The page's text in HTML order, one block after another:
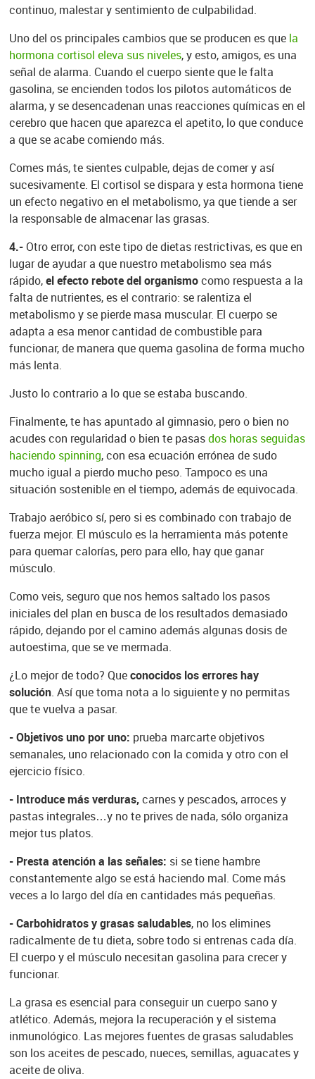
continuo, malestar y sentimiento de culpabilidad.
Uno del os principales cambios que se producen es que la
hormona cortisol eleva sus niveles, y esto, amigos, es una
señal de alarma. Cuando el cuerpo siente que le falta
gasolina, se encienden todos los pilotos automáticos de
alarma, y se desencadenan unas reacciones químicas en el
cerebro que hacen que aparezca el apetito, lo que conduce
a que se acabe comiendo más.
Comes más, te sientes culpable, dejas de comer y así
sucesivamente. El cortisol se dispara y esta hormona tiene
un efecto negativo en el metabolismo, ya que tiende a ser
la responsable de almacenar las grasas.
4.-Otro error, con este tipo de dietas restrictivas, es que en
lugar de ayudar a que nuestro metabolismo sea más
rápido,el efecto rebote del organismocomo respuesta a la
falta de nutrientes, es el contrario: se ralentiza el
metabolismo y se pierde masa muscular. El cuerpo se
adapta a esa menor cantidad de combustible para
funcionar, de manera que quema gasolina de forma mucho
más lenta.
Justo lo contrario a lo que se estaba buscando.
Finalmente, te has apuntado al gimnasio, pero o bien no
acudes con regularidad o bien te pasasdos horas seguidas
haciendo spinning, con esa ecuación errónea de sudo
mucho igual a pierdo mucho peso. Tampoco es una
situación sostenible en el tiempo, además de equivocada.
Trabajo aeróbico sí, pero si es combinado con trabajo de
fuerza mejor. El músculo es la herramienta más potente
para quemar calorías, pero para ello, hay que ganar
músculo.
Como veis, seguro que nos hemos saltado los pasos
iniciales del plan en busca de los resultados demasiado
rápido, dejando por el camino además algunas dosis de
autoestima, que se ve mermada.
¿Lo mejor de todo? Queconocidos los errores hay
solución. Así que toma nota a lo siguiente y no permitas
que te vuelva a pasar.
- Objetivos uno por uno: prueba marcarte objetivos
semanales, uno relacionado con la comida y otro con el
ejercicio físico.
- Introduce más verduras,carnes y pescados, arroces y
pastas integrales…y no te prives de nada, sólo organiza
mejor tus platos.
- Presta atención a las señales: si se tiene hambre
constantemente algo se está haciendo mal. Come más
veces a lo largo del día en cantidades más pequeñas.
- Carbohidratos y grasas saludables, no los elimines
radicalmente de tu dieta, sobre todo si entrenas cada día.
El cuerpo y el músculo necesitan gasolina para crecer y
funcionar.
La grasa es esencial para conseguir un cuerpo sano y
atlético. Además, mejora la recuperación y el sistema
inmunológico. Las mejores fuentes de grasas saludables
son los aceites de pescado, nueces, semillas, aguacates y
aceite de oliva.